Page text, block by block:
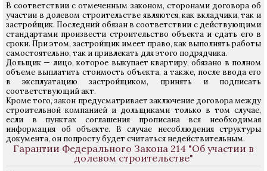
В соответствии с отмеченным законом, сторонами договора об
участии в долевом строительстве являются, как вкладчики, так и
застройщик. Последний обязан в соответствии с действующими
стандартами произвести строительство объекта и сдать его в
сроки. При этом, застройщик имеет право, как выполнять работы
самостоятельно, так и привлекать для этого подрядчика.
Дольщик — лицо, которое выкупает квартиру, обязано в полном
объеме выплатить стоимость объекта, а также, после ввода его
в эксплуатацию застройщиком, принять и подписать
соответствующий акт.
Кроме того, закон предусматривает заключение договора между
строительной компанией и дольщиками только в том случае,
если в пунктах соглашения прописана вся необходимая
информация об объекте. В случае несоблюдения структуры
документа, он попросту будет считаться недействительным.
Гарантии Федерального Закона 214 "Об участии в
долевом строительстве"